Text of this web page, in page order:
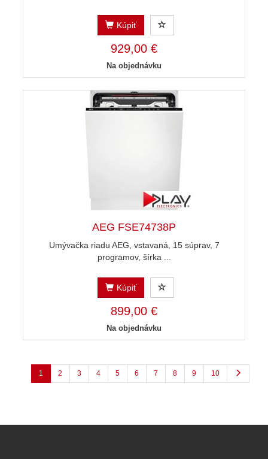
Kúpiť
929,00 €
Na objednávku
AEG FSE74738P
Umývačka riadu AEG, vstavaná, 15 súprav, 7
programov, šírka ...
Kúpiť
899,00 €
Na objednávku
1 2 3 4 5 6 7 8 9 10